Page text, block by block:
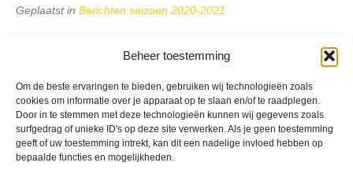
Beheer toestemming
Om de beste ervaringen te bieden, gebruiken wij technologieën zoals
cookies om informatie over je apparaat op te slaan en/of te raadplegen.
Door in te stemmen met deze technologieën kunnen wij gegevens zoals
surfgedrag of unieke ID's op deze site verwerken. Als je geen toestemming
geeft of uw toestemming intrekt, kan dit een nadelige invloed hebben op
bepaalde functies en mogelijkheden.
Geplaatst in Berichten seizoen 2020-2021
VV Reiger Boys
De Wending, Lotte Beesedijk 1
1705 NA Heerhugowaard